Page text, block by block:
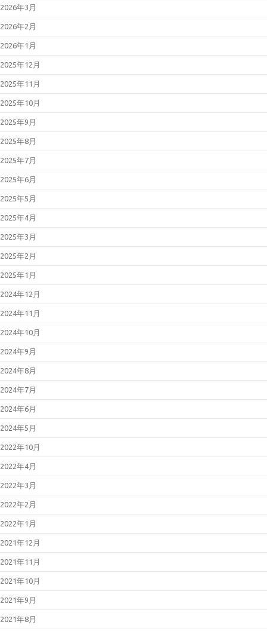
2026年3月
2026年2月
2026年1月
2025年12月
2025年11月
2025年10月
2025年9月
2025年8月
2025年7月
2025年6月
2025年5月
2025年4月
2025年3月
2025年2月
2025年1月
2024年12月
2024年11月
2024年10月
2024年9月
2024年8月
2024年7月
2024年6月
2024年5月
2022年10月
2022年4月
2022年3月
2022年2月
2022年1月
2021年12月
2021年11月
2021年10月
2021年9月
2021年8月